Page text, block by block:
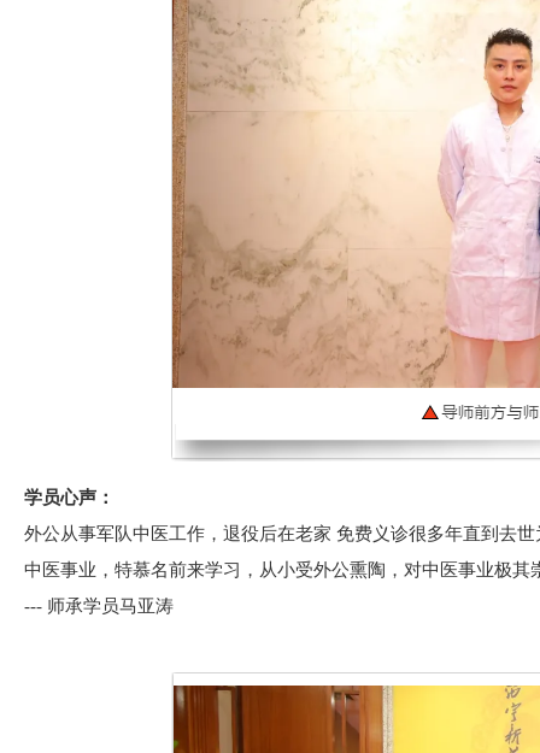
学员心声：
外公从事军队中医工作，退役后在老家 免费义诊很多年直到去
中医事业，特慕名前来学习，从小受外公熏陶，对中医事业极
--- 师承学员马亚涛